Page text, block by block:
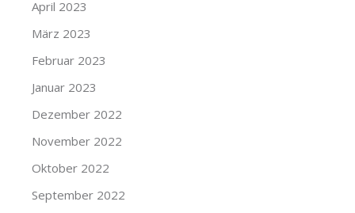
April 2023
März 2023
Februar 2023
Januar 2023
Dezember 2022
November 2022
Oktober 2022
September 2022